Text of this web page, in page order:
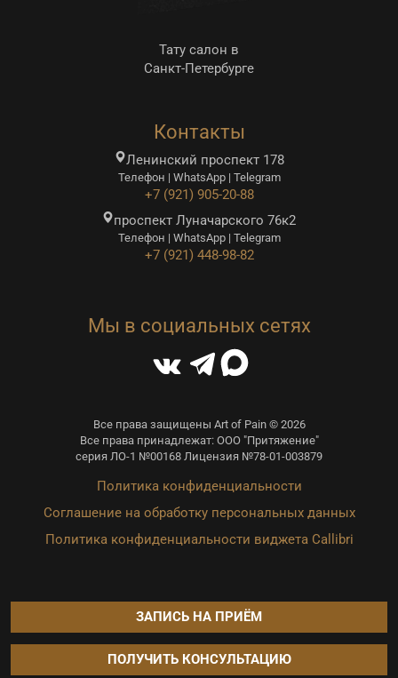
Тату салон в
Санкт-Петербурге
Контакты
Ленинский проспект 178
Телефон | WhatsApp | Telegram
+7 (921) 905-20-88
проспект Луначарского 76к2
Телефон | WhatsApp | Telegram
+7 (921) 448-98-82
Мы в социальных сетях
Все права защищены Art of Pain © 2026
Все права принадлежат: ООО "Притяжение"
серия ЛО-1 №00168 Лицензия №78-01-003879
Политика конфиденциальности
Соглашение на обработку персональных данных
Политика конфиденциальности виджета Callibri
ЗАПИСЬ НА ПРИЁМ
ПОЛУЧИТЬ КОНСУЛЬТАЦИЮ